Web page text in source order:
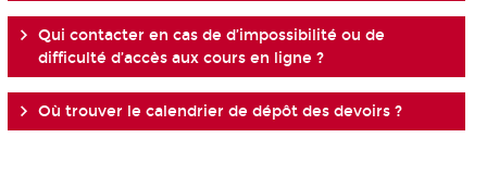
Qui contacter en cas de d’impossibilité ou de
difficulté d’accès aux cours en ligne ?
Où trouver le calendrier de dépôt des devoirs ?